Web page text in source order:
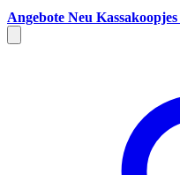
Angebote Neu Kassakoopjes